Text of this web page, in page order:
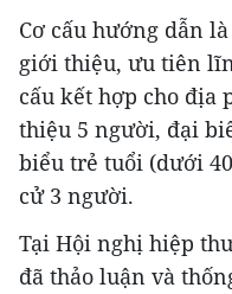
Cơ cấu hướng dẫn
giới thiệu, ưu tiên
cấu kết hợp cho
thiệu 5 người, đại
biểu trẻ tuổi (dưới
cử 3 người.
Tại Hội nghị hiệp
đã thảo luận và